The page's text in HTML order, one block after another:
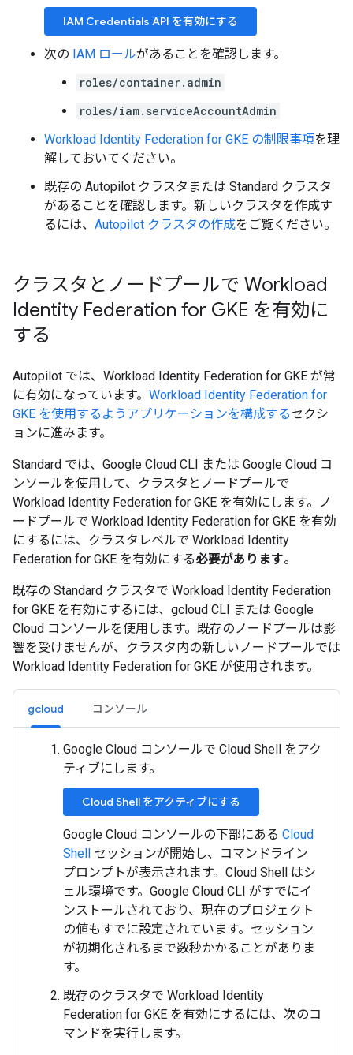
IAM Credentials API を有効にする
次の IAM ロールがあることを確認します。
roles/container.admin
roles/iam.serviceAccountAdmin
Workload Identity Federation for GKE の制限事項を理
解しておいてください。
既存の Autopilot クラスタまたは Standard クラスタ
があることを確認します。新しいクラスタを作成す
るには、 Autopilot クラスタの作成をご覧ください。
クラスタとノードプールで Workload
Identity Federation for GKE を有効に
する
Autopilot では、Workload Identity Federation for GKE が常
に有効になっています。 Workload Identity Federation for
GKE を使用するようアプリケーションを構成するセクシ
ョンに進みます。
Standard では、Google Cloud CLI または Google Cloud コ
ンソールを使用して、クラスタとノードプールで
Workload Identity Federation for GKE を有効にします。ノ
ードプールで Workload Identity Federation for GKE を有効
にするには、クラスタレベルで Workload Identity
Federation for GKE を有効にする必要があります。
既存の Standard クラスタで Workload Identity Federation
for GKE を有効にするには、gcloud CLI または Google
Cloud コンソールを使用します。既存のノードプールは影
響を受けませんが、クラスタ内の新しいノードプールでは
Workload Identity Federation for GKE が使用されます。
gcloud コンソール
Google Cloud コンソールで Cloud Shell をアク
ティブにします。
Cloud Shell をアクティブにする
Google Cloud コンソールの下部にある Cloud
Shell セッションが開始し、コマンドライン
プロンプトが表示されます。Cloud Shell はシ
ェル環境です。Google Cloud CLI がすでにイ
ンストールされており、現在のプロジェクト
の値もすでに設定されています。セッション
が初期化されるまで数秒かかることがありま
す。
既存のクラスタで Workload Identity
Federation for GKE を有効にするには、次のコ
マンドを実行します。